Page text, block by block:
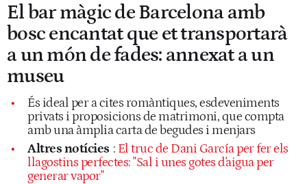
El bar màgic de Barcelona amb
bosc encantat que et transportarà
a un món de fades: annexat a un
museu
És ideal per a cites romàntiques, esdeveniments
privats i proposicions de matrimoni, que compta
amb una àmplia carta de begudes i menjars
Altres notícies : El truc de Dani García per fer els
llagostins perfectes: "Sal i unes gotes d'aigua per
generar vapor"